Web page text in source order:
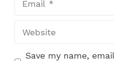
Save my name,